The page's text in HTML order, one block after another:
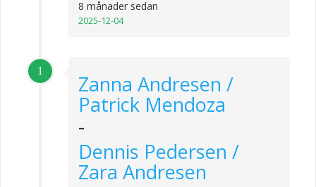
8 månader sedan
2025-12-04
1
Zanna Andresen /
Patrick Mendoza
-
Dennis Pedersen /
Zara Andresen